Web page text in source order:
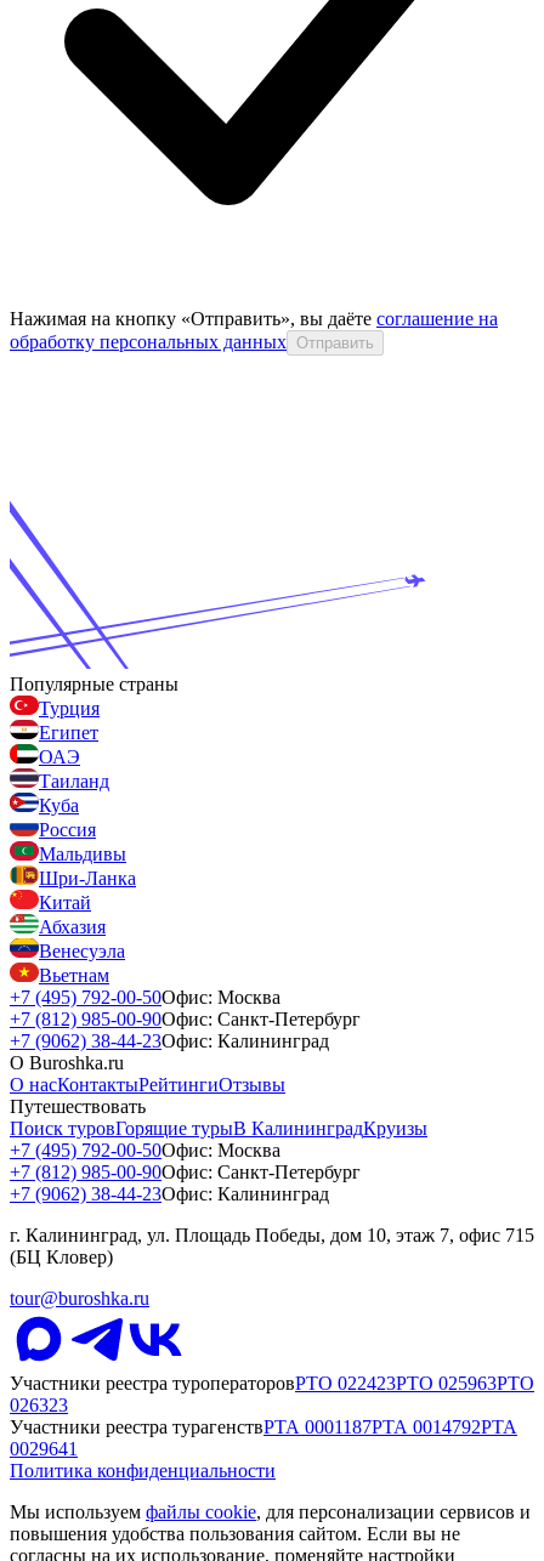
Нажимая на кнопку «Отправить», вы даёте соглашение на
обработку персональных данных Отправить
Популярные страны
Турция
Египет
ОАЭ
Таиланд
Куба
Россия
Мальдивы
Шри-Ланка
Китай
Абхазия
Венесуэла
Вьетнам
+7 (495) 792-00-50Офис: Москва
+7 (812) 985-00-90Офис: Санкт-Петербург
+7 (9062) 38-44-23Офис: Калининград
О Buroshka.ru
О насКонтактыРейтингиОтзывы
Путешествовать
Поиск туровГорящие турыВ КалининградКруизы
+7 (495) 792-00-50Офис: Москва
+7 (812) 985-00-90Офис: Санкт-Петербург
+7 (9062) 38-44-23Офис: Калининград
г. Калининград, ул. Площадь Победы, дом 10, этаж 7, офис 715
(БЦ Кловер)
tour@buroshka.ru
Участники реестра туроператоровРТО 022423РТО 025963РТО
026323
Участники реестра турагенствРТА 0001187РТА 0014792РТА
0029641
Политика конфиденциальности
Мы используем файлы cookie, для персонализации сервисов и
повышения удобства пользования сайтом. Если вы не
согласны на их использование, поменяйте настройки